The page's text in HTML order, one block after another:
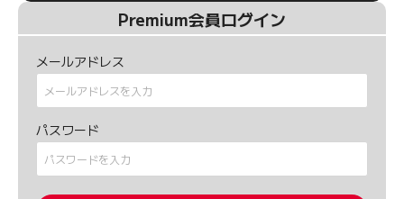
Premium会員ログイン
メールアドレス
パスワード